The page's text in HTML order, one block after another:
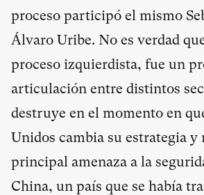
proceso participó el mismo
Álvaro Uribe. No es verdad
proceso izquierdista, fue un
articulación entre distintos
destruye en el momento en
Unidos cambia su estrategia y
principal amenaza a la
China, un país que se había